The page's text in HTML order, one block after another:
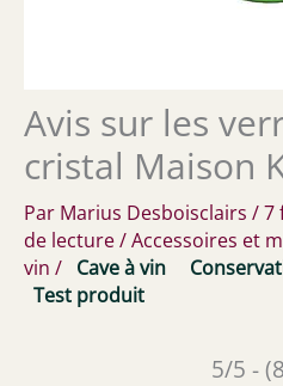
Avis sur les
cristal Maison
Par Marius Desboisclairs /7
de lecture/Accessoires et
vin / Cave à vin
Test produit
5/5 -